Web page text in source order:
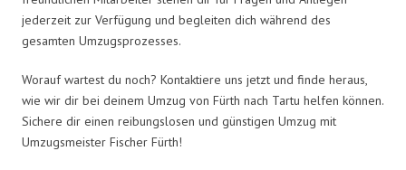
jederzeit zur Verfügung und begleiten dich während des
gesamten Umzugsprozesses.
Worauf wartest du noch? Kontaktiere uns jetzt und finde heraus,
wie wir dir bei deinem Umzug von Fürth nach Tartu helfen können.
Sichere dir einen reibungslosen und günstigen Umzug mit
Umzugsmeister Fischer Fürth!